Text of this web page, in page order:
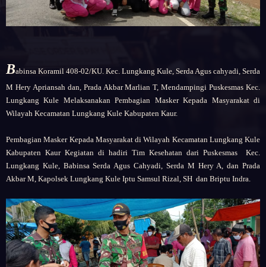
Babinsa Koramil 408-02/KU. Kec. Lungkang Kule, Serda Agus cahyadi, Serda
M Hery Apriansah dan, Prada Akbar Marlian T, Mendampingi Puskesmas Kec.
Lungkang Kule Melaksanakan Pembagian Masker Kepada Masyarakat di
Wilayah Kecamatan Lungkang Kule Kabupaten Kaur.
Pembagian Masker Kepada Masyarakat di Wilayah Kecamatan Lungkang Kule
Kabupaten Kaur Kegiatan di hadiri Tim Kesehatan dari Puskesmas Kec.
Lungkang Kule, Babinsa Serda Agus Cahyadi, Serda M Hery A, dan Prada
Akbar M, Kapolsek Lungkang Kule Iptu Samsul Rizal, SH dan Briptu Indra.